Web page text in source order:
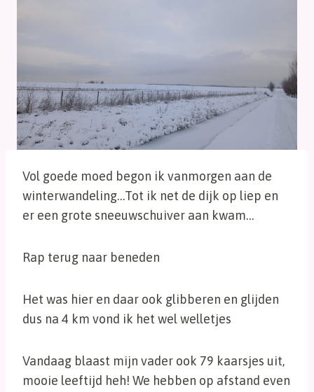
Vol goede moed begon ik vanmorgen aan de
winterwandeling…Tot ik net de dijk op liep en
er een grote sneeuwschuiver aan kwam…
Rap terug naar beneden
Het was hier en daar ook glibberen en glijden
dus na 4 km vond ik het wel welletjes
Vandaag blaast mijn vader ook 79 kaarsjes uit,
mooie leeftijd heh! We hebben op afstand even